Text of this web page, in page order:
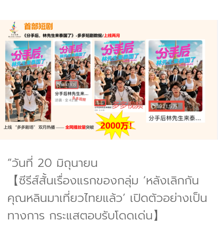
“วันที่ 20 มิถุนายน
【ซีรีส์สั้นเรื่องแรกของกลุ่ม ‘หลังเลิกกัน
คุณหลินมาเที่ยวไทยแล้ว’ เปิดตัวอย่างเป็น
ทางการ กระแสตอบรับโดดเด่น】